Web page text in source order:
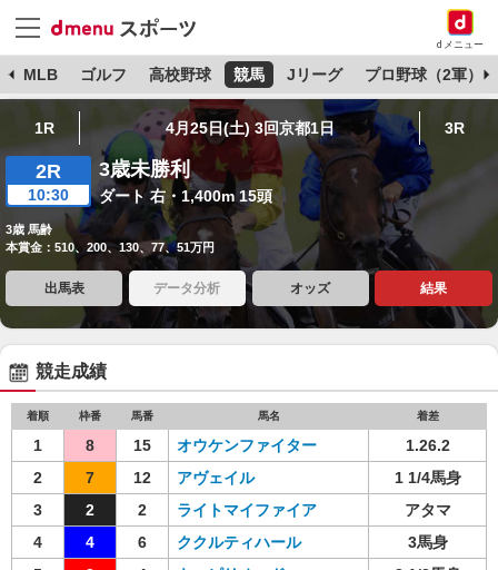
dメニュー
MLB ゴルフ 高校野球 競馬 Jリーグ プロ野球（2軍）
1R 4月25日(土) 3回京都1日 3R
2R
10:30
3歳未勝利
ダート 右・1,400m 15頭
3歳 馬齢
本賞金：510、200、130、77、51万円
出馬表 データ分析 オッズ 結果
競走成績
着順 枠番 馬番 馬名 着差
1 8 15 オウケンファイター
1.26.2
2
7 12 アヴェイル
1 1/4馬身
3
2 2 ライトマイファイア
アタマ
4
4 6 ククルティハール
3馬身